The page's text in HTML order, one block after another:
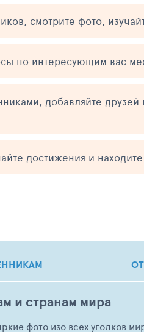
смотрите фото,
по интересующим вас
добавляйте
достижения и
и странам мира
фото изо всех